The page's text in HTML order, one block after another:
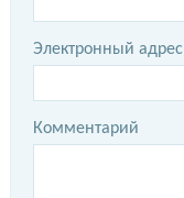
Электронный адрес
Комментарий